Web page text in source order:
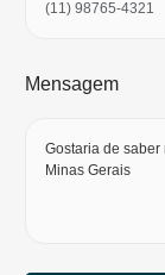
Mensagem